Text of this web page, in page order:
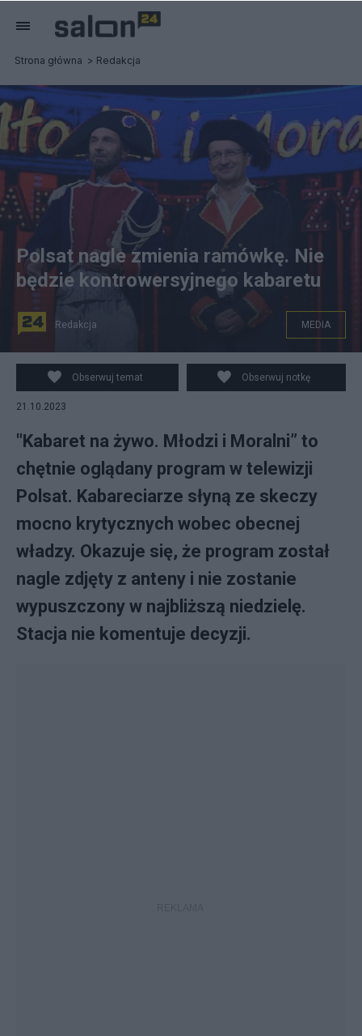
Strona główna Redakcja
"Kabaret na żywo. Młodzi i Moralni”. Fot.
Instagram/robert.gorski.official
Polsat nagle zmienia ramówkę. Nie
będzie kontrowersyjnego kabaretu
Redakcja MEDIA
Obserwuj temat Obserwuj notkę
21.10.2023
"Kabaret na żywo. Młodzi i Moralni” to
chętnie oglądany program w telewizji
Polsat. Kabareciarze słyną ze skeczy
mocno krytycznych wobec obecnej
władzy. Okazuje się, że program został
nagle zdjęty z anteny i nie zostanie
wypuszczony w najbliższą niedzielę.
Stacja nie komentuje decyzji.